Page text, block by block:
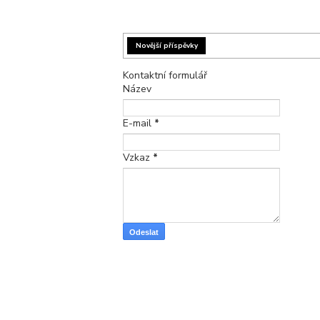
Novější příspěvky
Kontaktní formulář
Název
E-mail *
Vzkaz *